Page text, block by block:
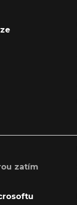
zatím